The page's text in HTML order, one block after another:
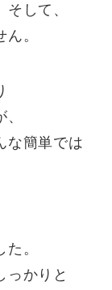
して、
。
な簡単では
。
っかりと